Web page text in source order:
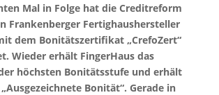
Mal in Folge hat die Creditreform
Frankenberger Fertighaushersteller
dem Bonitätszertifikat „CrefoZert“
Wieder erhält FingerHaus das
höchsten Bonitätsstufe und erhält
Bonität“. Gerade in